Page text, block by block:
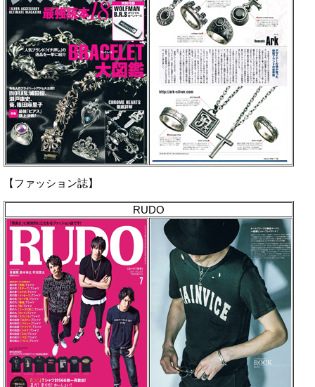
【ファッション誌】
RUDO